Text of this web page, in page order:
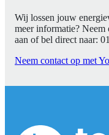
Wij lossen jouw
meer informatie? Neem
aan of bel direct naar:
Neem contact op met